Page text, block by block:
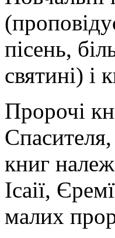
пісень,
святині) і
Пророчі
книг
Ісаії,
малих